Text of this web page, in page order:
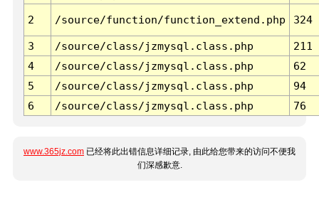
2 /source/function/function_extend.php 324
3 /source/class/jzmysql.class.php
211
4
/source/class/jzmysql.class.php
62
5
/source/class/jzmysql.class.php
94
6
/source/class/jzmysql.class.php 76
www.365jz.com 已经将此出错信息详细记录, 由此给您带来的访问不便我
们深感歉意.